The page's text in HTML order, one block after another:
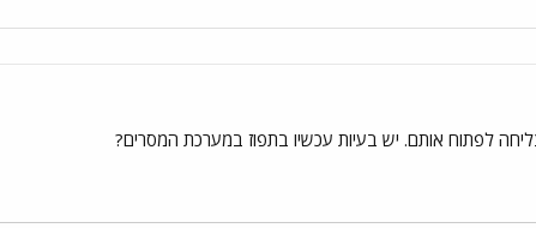
לפתוח אותם. יש בעיות עכשיו בתפוז במערכת המסרים?